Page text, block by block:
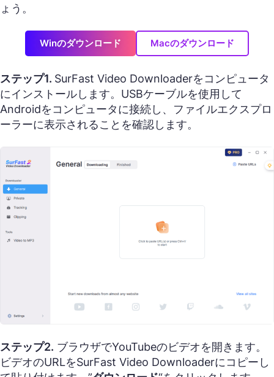
ょう。
Winのダウンロード Macのダウンロード
ステップ1. SurFast Video Downloaderをコンピュータ
にインストールします。USBケーブルを使用して
Androidをコンピュータに接続し、ファイルエクスプロ
ーラーに表示されることを確認します。
ステップ2. ブラウザでYouTubeのビデオを開きます。
ビデオのURLをSurFast Video Downloaderにコピーし